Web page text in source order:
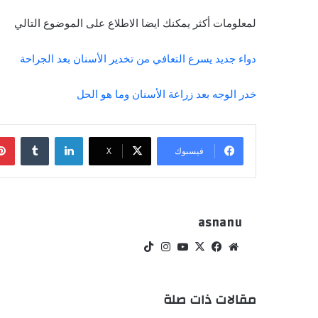
لمعلومات أكثر يمكنك ايضا الاطلاع على الموضوع التالي
دواء جديد يسرع التعافي من تخدير الأسنان بعد الجراحة
خدر الوجه بعد زراعة الأسنان وما هو الحل
فيسبوك ‫X
لينكدإن
asnanu
موقعفيسبوك
‫X
‫YouTube
انستقرام
مقالات ذات صلة